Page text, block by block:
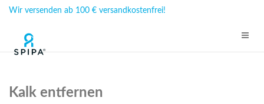
Wir versenden ab 100 € versandkostenfrei!
Kalk entfernen